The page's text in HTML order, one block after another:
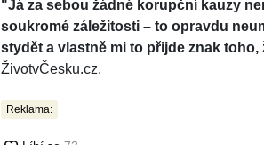
"Já za sebou žádné korupční kauzy
soukromé záležitosti – to opravdu
stydět a vlastně mi to přijde znak
ŽivotvČesku.cz.
Reklama: